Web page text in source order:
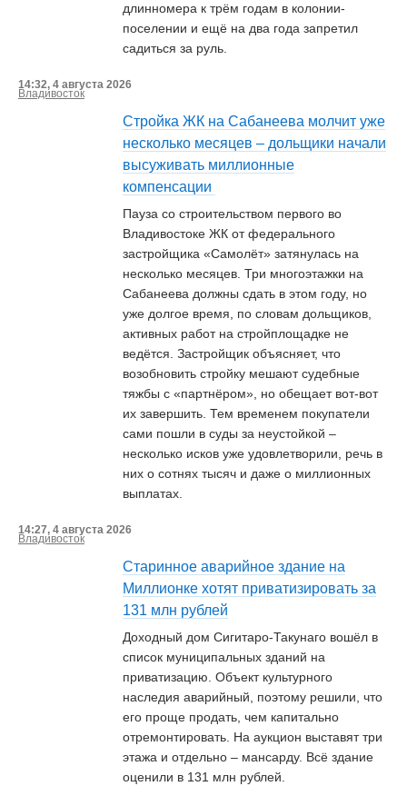
длинномера к трём годам в колонии-
поселении и ещё на два года запретил
садиться за руль.
14:32, 4 августа 2026
Владивосток
Стройка ЖК на Сабанеева молчит уже
несколько месяцев – дольщики начали
высуживать миллионные
компенсации
Пауза со строительством первого во
Владивостоке ЖК от федерального
застройщика «Самолёт» затянулась на
несколько месяцев. Три многоэтажки на
Сабанеева должны сдать в этом году, но
уже долгое время, по словам дольщиков,
активных работ на стройплощадке не
ведётся. Застройщик объясняет, что
возобновить стройку мешают судебные
тяжбы с «партнёром», но обещает вот-вот
их завершить. Тем временем покупатели
сами пошли в суды за неустойкой –
несколько исков уже удовлетворили, речь в
них о сотнях тысяч и даже о миллионных
выплатах.
14:27, 4 августа 2026
Владивосток
Старинное аварийное здание на
Миллионке хотят приватизировать за
131 млн рублей
Доходный дом Сигитаро-Такунаго вошёл в
список муниципальных зданий на
приватизацию. Объект культурного
наследия аварийный, поэтому решили, что
его проще продать, чем капитально
отремонтировать. На аукцион выставят три
этажа и отдельно – мансарду. Всё здание
оценили в 131 млн рублей.